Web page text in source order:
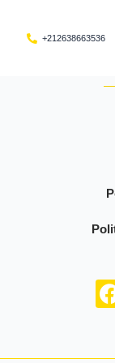
+212638663536